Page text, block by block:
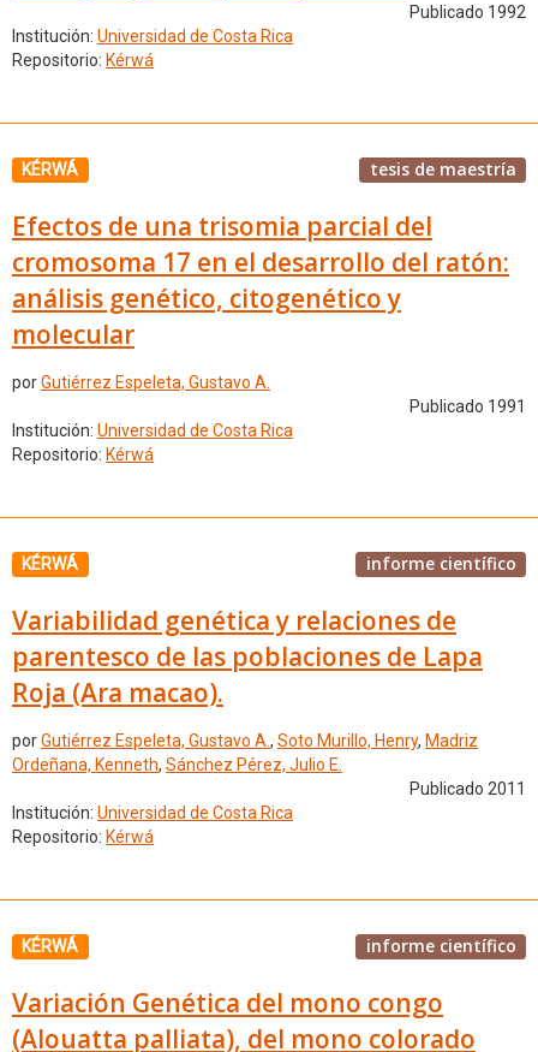
Publicado 1992
Institución: Universidad de Costa Rica
Repositorio: Kérwá
KÉRWÁ tesis de maestría
Efectos de una trisomia parcial del
cromosoma 17 en el desarrollo del ratón:
análisis genético, citogenético y
molecular
porGutiérrez Espeleta, Gustavo A.
Publicado 1991
Institución: Universidad de Costa Rica
Repositorio: Kérwá
KÉRWÁ informe científico
Variabilidad genética y relaciones de
parentesco de las poblaciones de Lapa
Roja (Ara macao).
porGutiérrez Espeleta, Gustavo A., Soto Murillo, Henry, Madriz
Ordeñana, Kenneth, Sánchez Pérez, Julio E.
Publicado 2011
Institución: Universidad de Costa Rica
Repositorio: Kérwá
KÉRWÁ informe científico
Variación Genética del mono congo
(Alouatta palliata), del mono colorado